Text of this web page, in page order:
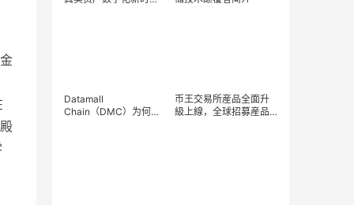
Datamall
Chain（DMC）为何成
币王交易所産品全面升
級上線，全球招募産品